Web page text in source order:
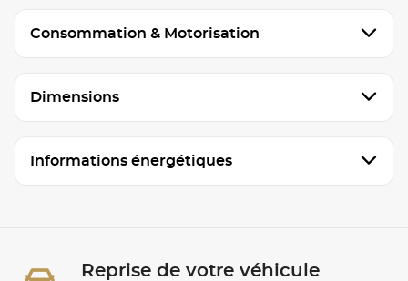
Consommation & Motorisation
Dimensions
Informations énergétiques
Reprise de votre véhicule